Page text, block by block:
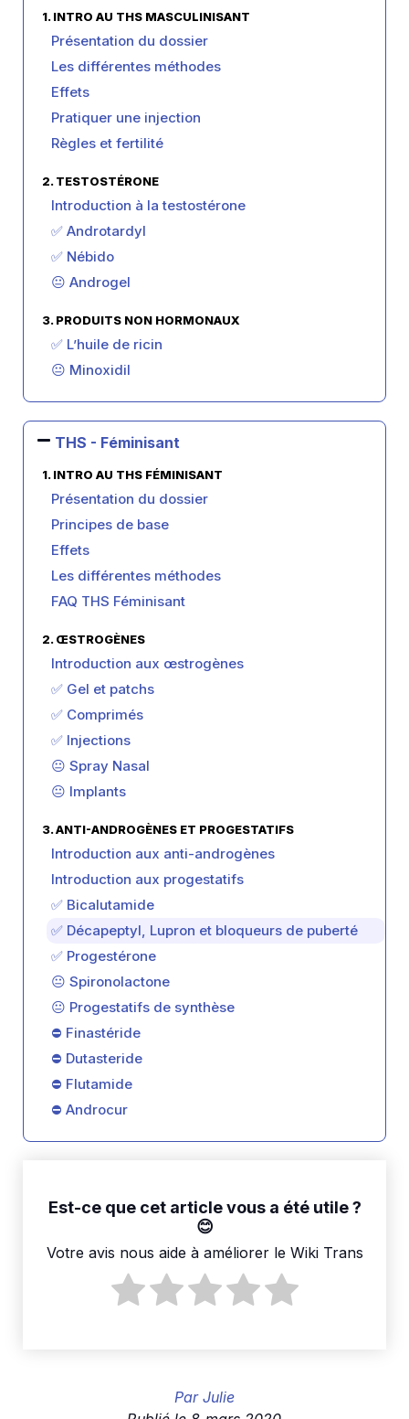
1. INTRO AU THS MASCULINISANT
Présentation du dossier
Les différentes méthodes
Effets
Pratiquer une injection
Règles et fertilité
2. TESTOSTÉRONE
Introduction à la testostérone
✅ Androtardyl
✅ Nébido
😐 Androgel
3. PRODUITS NON HORMONAUX
✅ L’huile de ricin
😐 Minoxidil
THS - Féminisant
1. INTRO AU THS FÉMINISANT
Présentation du dossier
Principes de base
Effets
Les différentes méthodes
FAQ THS Féminisant
2. ŒSTROGÈNES
Introduction aux œstrogènes
✅ Gel et patchs
✅ Comprimés
✅ Injections
😐 Spray Nasal
😐 Implants
3. ANTI-ANDROGÈNES ET PROGESTATIFS
Introduction aux anti-androgènes
Introduction aux progestatifs
✅ Bicalutamide
✅ Décapeptyl, Lupron et bloqueurs de puberté
✅ Progestérone
😐 Spironolactone
😐 Progestatifs de synthèse
⛔ Finastéride
⛔ Dutasteride
⛔ Flutamide
⛔ Androcur
Est-ce que cet article vous a été utile ?
Votre avis nous aide à améliorer le Wiki Trans
Par Julie